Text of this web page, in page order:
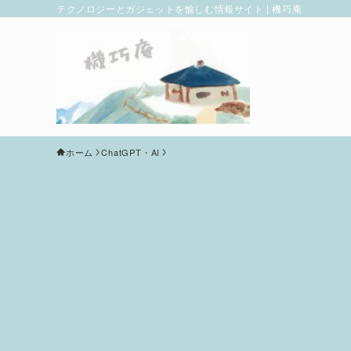
テクノロジーとガジェットを愉しむ情報サイト | 機巧庵
ホーム ChatGPT・AI